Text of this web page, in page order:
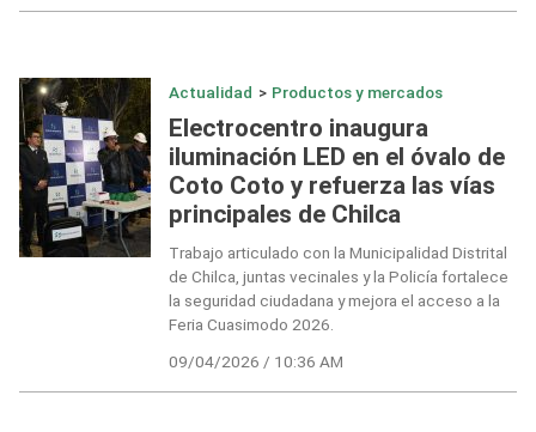
Actualidad > Productos y mercados
Electrocentro inaugura
iluminación LED en el óvalo de
Coto Coto y refuerza las vías
principales de Chilca
Trabajo articulado con la Municipalidad Distrital
de Chilca, juntas vecinales y la Policía fortalece
la seguridad ciudadana y mejora el acceso a la
Feria Cuasimodo 2026.
09/04/2026 / 10:36 AM